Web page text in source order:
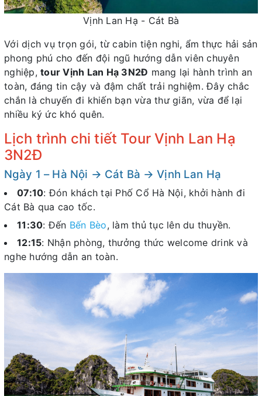
Vịnh Lan Hạ - Cát Bà
Với dịch vụ trọn gói, từ cabin tiện nghi, ẩm thực hải sản
phong phú cho đến đội ngũ hướng dẫn viên chuyên
nghiệp, tour Vịnh Lan Hạ 3N2Đ mang lại hành trình an
toàn, đáng tin cậy và đậm chất trải nghiệm. Đây chắc
chắn là chuyến đi khiến bạn vừa thư giãn, vừa để lại
nhiều ký ức khó quên.
Lịch trình chi tiết Tour Vịnh Lan Hạ
3N2Đ
Ngày 1 – Hà Nội → Cát Bà → Vịnh Lan Hạ
07:10: Đón khách tại Phố Cổ Hà Nội, khởi hành đi
Cát Bà qua cao tốc.
11:30: Đến Bến Bèo, làm thủ tục lên du thuyền.
12:15: Nhận phòng, thưởng thức welcome drink và
nghe hướng dẫn an toàn.